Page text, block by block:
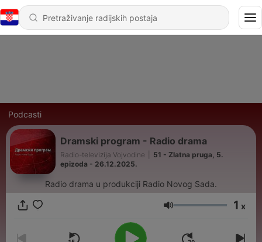
Podcasti
Dramski program - Radio drama
Radio-televizija Vojvodine
51 - Zlatna pruga, 5.
epizoda - 26.12.2025.
Radio drama u produkciji Radio Novog Sada.
Glasnoća 1 x